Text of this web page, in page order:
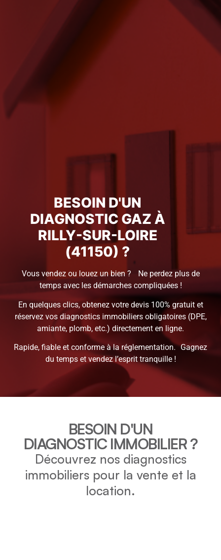
BESOIN D'UN
DIAGNOSTIC GAZ À
RILLY-SUR-LOIRE
(41150) ?
Vous vendez ou louez un bien ? Ne perdez plus de
temps avec les démarches compliquées !
En quelques clics, obtenez votre devis 100% gratuit et
réservez vos diagnostics immobiliers obligatoires (DPE,
amiante, plomb, etc.) directement en ligne.
Rapide, fiable et conforme à la réglementation. Gagnez
du temps et vendez l’esprit tranquille !
BESOIN D'UN
DIAGNOSTIC IMMOBILIER ?
Découvrez nos diagnostics
immobiliers pour la vente et la
location.